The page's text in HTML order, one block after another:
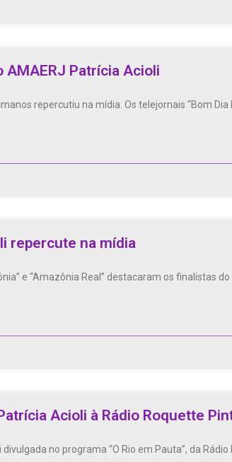
AMAERJ Patrícia Acioli
repercutiu na mídia. Os telejornais “Bom Dia
repercute na mídia
e “Amazônia Real” destacaram os finalistas
Acioli à Rádio Roquette
no programa “O Rio em Pauta”, da